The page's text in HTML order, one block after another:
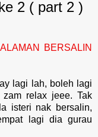
2 ( part 2 )
BERSALIN
lagi lah, boleh lagi
relax jeee. Tak
isteri nak bersalin,
lagi dia gurau